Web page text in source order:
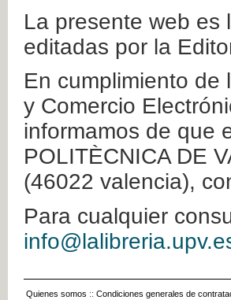
La presente web es
editadas por la
En cumplimiento de
y Comercio
informamos de que
POLITÈCNICA DE
(46022 valencia),
Para cualquier
Quienes somos :: Condiciones generales de